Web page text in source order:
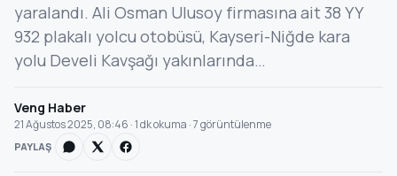
yaralandı. Ali Osman Ulusoy firmasına ait 38 YY
932 plakalı yolcu otobüsü, Kayseri-Niğde kara
yolu Develi Kavşağı yakınlarında…
Veng Haber
21 Ağustos 2025, 08:46 · 1 dk okuma · 7 görüntülenme
PAYLAŞ